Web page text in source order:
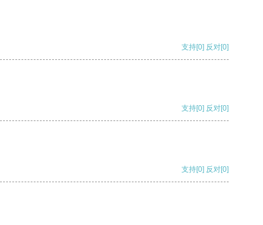
支持[0] 反对[0]
支持[0] 反对[0]
支持[0] 反对[0]